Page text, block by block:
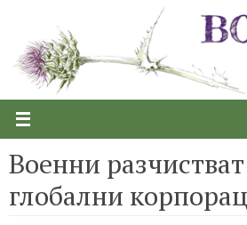
content
Военни
глобални